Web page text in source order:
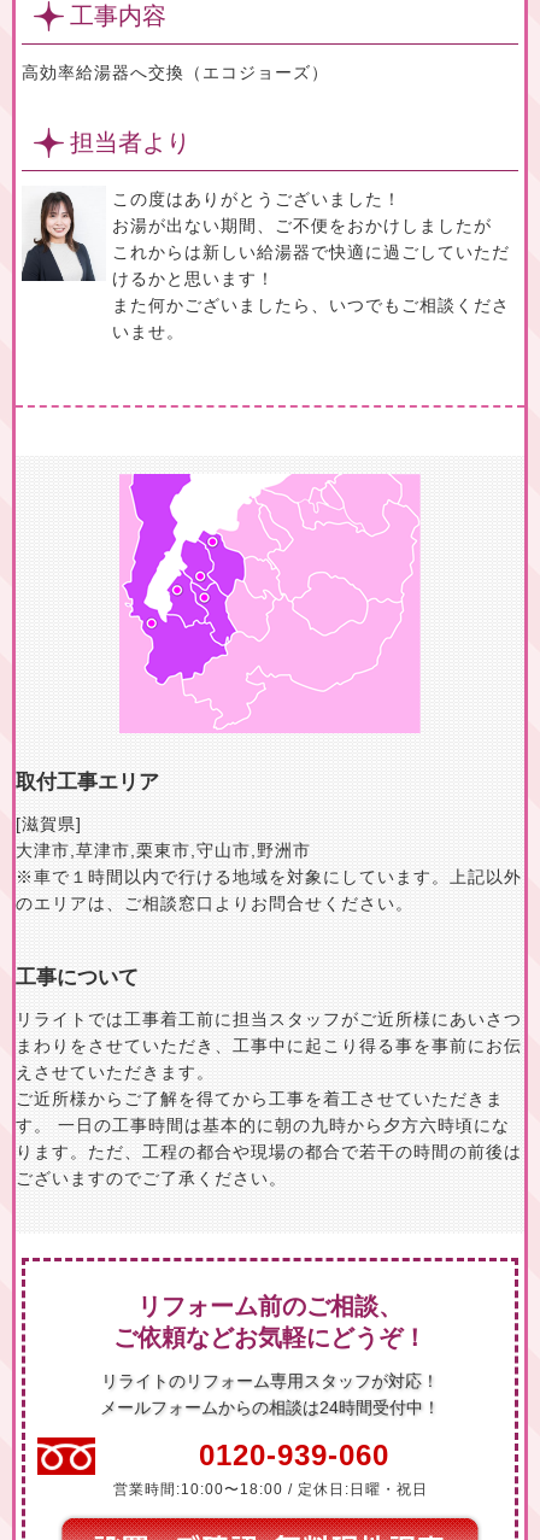
工事内容
高効率給湯器へ交換（エコジョーズ）
担当者より
この度はありがとうございました！
お湯が出ない期間、ご不便をおかけしましたが
これからは新しい給湯器で快適に過ごしていただ
けるかと思います！
また何かございましたら、いつでもご相談くださ
いませ。
取付工事エリア
[滋賀県]
大津市 草津市 栗東市 守山市 野洲市
※車で１時間以内で行ける地域を対象にしています。上記以外
のエリアは、ご相談窓口よりお問合せください。
工事について
リライトでは工事着工前に担当スタッフがご近所様にあいさつ
まわりをさせていただき、工事中に起こり得る事を事前にお伝
えさせていただきます。
ご近所様からご了解を得てから工事を着工させていただきま
す。 一日の工事時間は基本的に朝の九時から夕方六時頃にな
ります。ただ、工程の都合や現場の都合で若干の時間の前後は
ございますのでご了承ください。
リフォーム前のご相談、
ご依頼などお気軽にどうぞ！
リライトのリフォーム専用スタッフが対応！
メールフォームからの相談は24時間受付中！
0120-939-060
営業時間:10:00〜18:00 / 定休日:日曜・祝日